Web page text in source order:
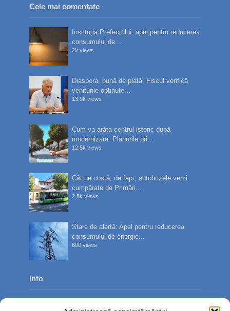
Cele mai comentate
Instituția Prefectului, apel pentru reducerea
consumului de...
2k views
Diaspora, bună de plată. Fiscul verifică
veniturile obținute...
13.9k views
Cum va arăta centrul istoric după
modernizare. Planurile pri...
12.5k views
Cât ne costă, de fapt, autobuzele verzi
cumpărate de Primări...
2.8k views
Stare de alertă: Apel pentru reducerea
consumului de energie...
600 views
Info